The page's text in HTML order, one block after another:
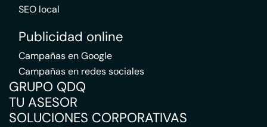
SEO local
Publicidad online
Campañas en Google
Campañas en redes sociales
GRUPO QDQ
TU ASESOR
SOLUCIONES CORPORATIVAS